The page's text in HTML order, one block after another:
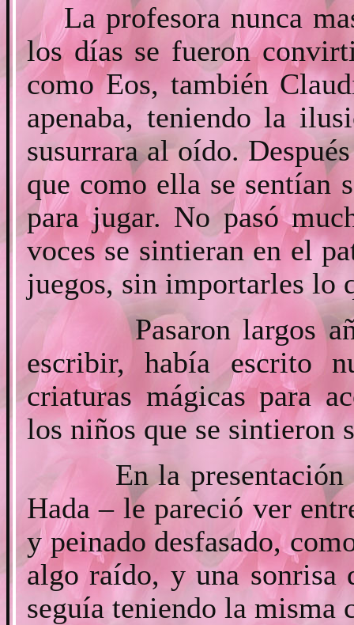
La profesora nunca
los días se fueron
como Eos, también
apenaba, teniendo la
susurrara al oído.
que como ella se sentían
para jugar. No pasó
voces se sintieran en el
juegos, sin importarles lo
Pasaron largos
escribir, había escrito
criaturas mágicas para
los niños que se sintieron
En la presentación
Hada – le pareció ver
y peinado desfasado,
algo raído, y una sonrisa
seguía teniendo la misma